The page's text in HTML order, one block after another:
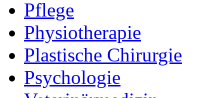
Pflege
Physiotherapie
Plastische Chirurgie
Psychologie